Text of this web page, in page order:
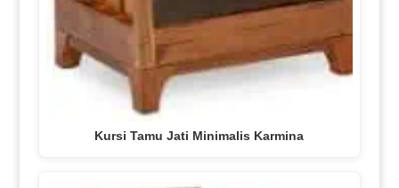
Kursi Tamu Jati Minimalis Karmina